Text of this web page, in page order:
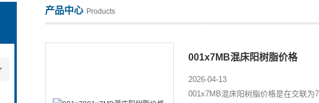
产品中心 Products
001x7MB混床阳树脂价格
2026-04-13
001x7MB混床阳树脂价格是在交联